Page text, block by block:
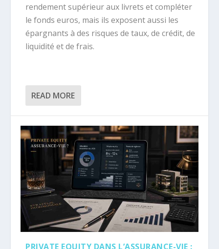
rendement supérieur aux livrets et compléter
le fonds euros, mais ils exposent aussi les
épargnants à des risques de taux, de crédit, de
liquidité et de frais.
READ MORE
PRIVATE EQUITY DANS L’ASSURANCE-VIE :